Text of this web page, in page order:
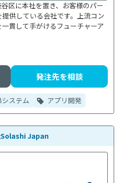
区に本社を置き、お客様のパー
供している会社です。上流コン
貫して手がけるフューチャーア
発注先を相談
システム アプリ開発
Solashi Japan